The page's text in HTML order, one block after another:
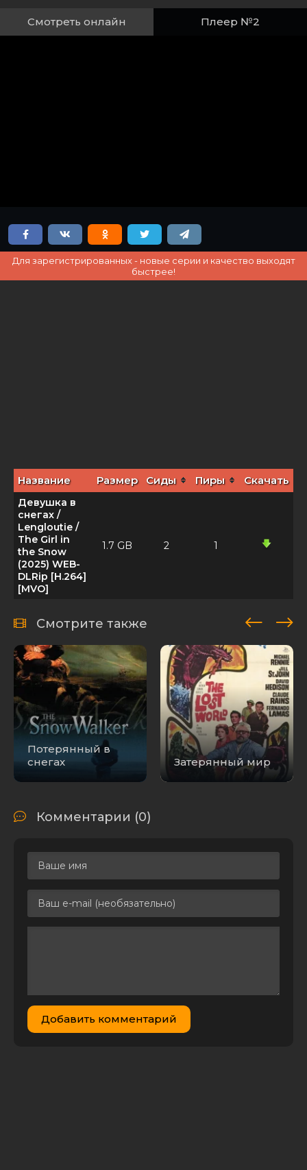
Смотреть онлайн Плеер №2
Для зарегистрированных - новые серии и качество выходят
быстрее!
Название Размер Сиды Пиры Скачать
Девушка в
снегах /
Lengloutie /
The Girl in
the Snow
(2025) WEB-
DLRip [H.264]
[MVO]
1.7 GB 2 1
Смотрите также
Потерянный в
снегах
Затерянный мир
Комментарии (0)
Добавить комментарий